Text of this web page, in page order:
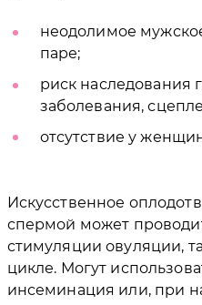
неодолимое
паре;
риск наследования
заболевания,
отсутствие у
Искусственное
спермой может
стимуляции овуляции,
цикле. Могут
инсеминация или, при